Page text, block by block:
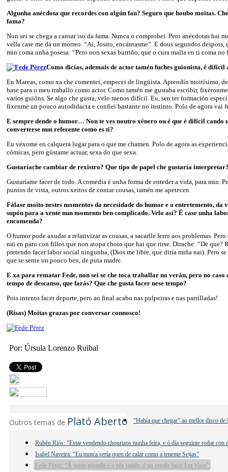
Algunha anécdota que recordes con algún fan? Seguro que houbo moitas.
fama?
Non sei se chega a cansar iso da fama. Nunca o comprobei. Pero anécdotas hai
vella case me dá un morreo. “Ai, Josito, encántasme”. E dous segundos despois,
min coma unha posesa: “Pero non sexas burriño, que o cura malla en ti coma no
Como dicías, ademais de actor tamén fuches guionista, é
En Mareas, como xa che comentei, empecei de lingüista. Aprendín moitísimo,
base para o meu traballo como actor. Como tamén me gustaba escribir,
varios guións. Se algo che gusta, velo menos difícil. Eu, sen ter formación
fíxenme un pouco autodidacta e confiei bastante no instinto. Polo de agora vai
E sempre dende o humor… Non te ves noutro xénero ou é que é difícil cando
converterse nun referente como es ti?
Eu véxome en calquera lugar para o que me chamen. Polo de agora as
cómicas, pero gústame actuar, sexa do que sexa.
Gustaríache cambiar de rexistro? Que tipo de papel che gustaría
Gustaríame facer de todo. A comedia é unha forma de enteder a vida, para min.
puntos de vista, outros xeitos de contar cousas, tamén me apetecen.
Fálase moito nestes momentos da necesidade do humor e o entretemento, da
supón para a xente nun momento ben complicado. Velo así? É case unha
encomenda?
O humor pode axudar a relativizar as cousas, a sacarlle ferro aos problemas.
nai en paro con fillos que non atopa choio que hai que rirse. Dirache: “De que?
pretendo facer labor social ningunha, (Dios me libre, que diría miña nai). Pero
que se sente un pouco ben, de puta madre.
E xa para rematar Fede, non sei se che toca traballar no verán, pero no caso
tempo de descanso, que farás? Que che gusta facer nese tempo?
Pois intento facer deporte, pero ao final acabo nas pulpeiras e nas parrilladas!
(Risas) Moitas grazas por conversar connosco!
Por: Úrsula Lorenzo Ruibal
Outros temas de Plató Aberto “Había que chegar” ao mellor disco
Rubén Riós: “Estar vendendo chourizos nunha feira, e ó día seguinte rodar con
Isabel Naveira: “Eu nunca sería quen de calar como a tenente Seijas”
Fede Pérez: “Á xente gústalle e a nós tamén, é un regalo facer Era Visto”